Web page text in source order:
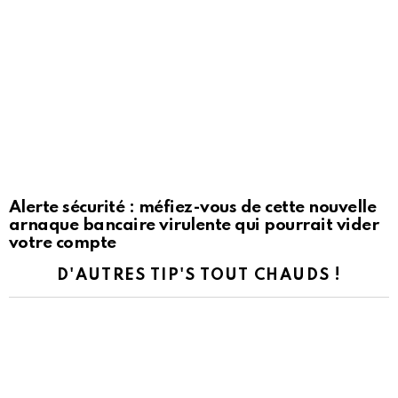
Alerte sécurité : méfiez-vous de cette nouvelle
arnaque bancaire virulente qui pourrait vider
votre compte
D'AUTRES TIP'S TOUT CHAUDS !